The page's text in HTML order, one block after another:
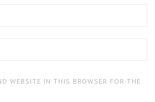
WEBSITE IN THIS BROWSER FOR THE